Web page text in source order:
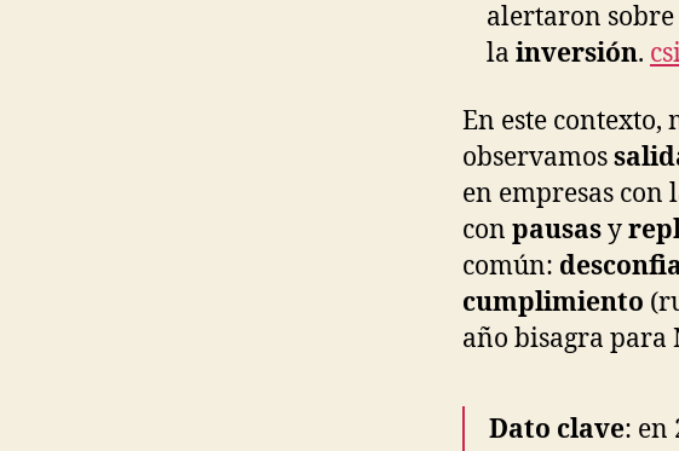
alertaron sobre
la inversión.
En este contexto,
observamos
en empresas
con pausasy
común:
cumplimiento
año bisagra para
Dato clave: en